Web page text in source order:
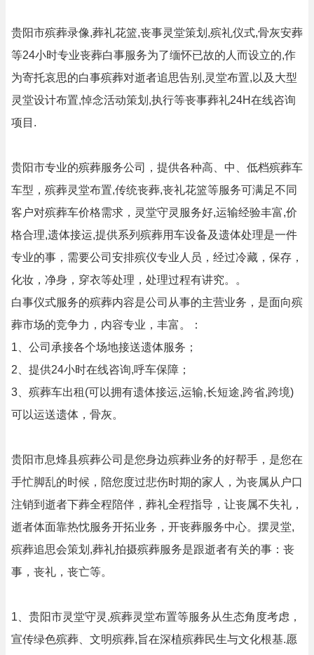
贵阳市殡葬录像,葬礼花篮,丧事灵堂策划,殡礼仪式,骨灰安葬
等24小时专业丧葬白事服务为了缅怀已故的人而设立的,作
为寄托哀思的白事殡葬对逝者追思告别,灵堂布置,以及大型
灵堂设计布置,悼念活动策划,执行等丧事葬礼24H在线咨询
项目.
贵阳市专业的殡葬服务公司，提供各种高、中、低档殡葬车
车型，殡葬灵堂布置,传统丧葬,丧礼花篮等服务可满足不同
客户对殡葬车价格需求，灵堂守灵服务好,运输经验丰富,价
格合理,遗体接运,提供系列殡葬用车设备及遗体处理是一件
专业的事，需要公司安排殡仪专业人员，经过冷藏，保存，
化妆，净身，穿衣等处理，处理过程有讲究。。
白事仪式服务的殡葬内容是公司从事的主营业务，是面向殡
葬市场的竞争力，内容专业，丰富。：
1、公司承接各个场地接送遗体服务；
2、提供24小时在线咨询,呼车保障；
3、殡葬车出租(可以拥有遗体接运,运输,长短途,跨省,跨境)
可以运送遗体，骨灰。
贵阳市息烽县殡葬公司是您身边殡葬业务的好帮手，是您在
手忙脚乱的时候，陪您度过悲伤时期的家人，为丧属从户口
注销到逝者下葬全程陪伴，葬礼全程指导，让丧属不失礼，
逝者体面靠热忱服务开拓业务，开丧葬服务中心。摆灵堂,
殡葬追思会策划,葬礼拍摄殡葬服务是跟逝者有关的事：丧
事，丧礼，丧亡等。
1、贵阳市灵堂守灵,殡葬灵堂布置等服务从生态角度考虑，
宣传绿色殡葬、文明殡葬,旨在深植殡葬民生与文化根基.愿